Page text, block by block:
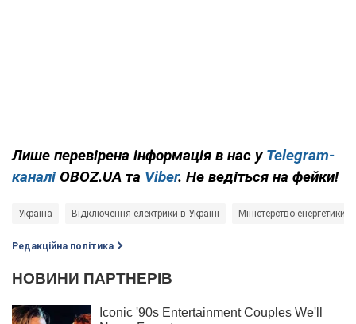
Лише перевірена інформація в нас у Telegram-
каналі OBOZ.UA та Viber. Не ведіться на фейки!
Україна Відключення електрики в Україні Міністерство енергетики
Редакційна політика